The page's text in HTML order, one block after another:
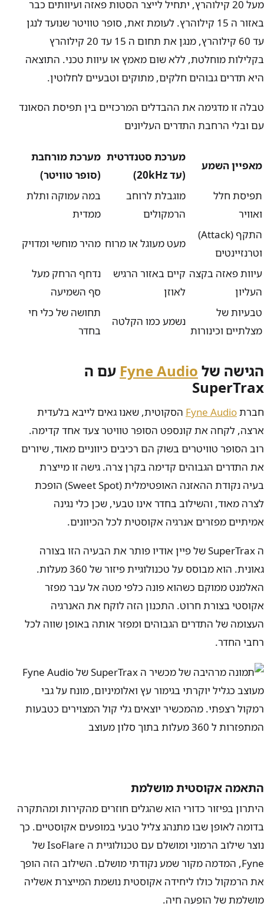
מעל 20 קילוהרץ, יתחיל לייצר הסטות פאזה ועיוותים כבר
באזור ה 15 קילוהרץ. לעומת זאת, סופר טוויטר שנועד לנגן
עד 60 קילוהרץ, מנגן את תחום ה 15 עד 20 קילוהרץ
בקלילות מוחלטת, ללא שום מאמץ או עיוות טכני. התוצאה
היא תדרים גבוהים חלקים, מתוקים וטבעיים לחלוטין.
טבלה זו מדגימה את ההבדלים המרכזיים בין תפיסת הסאונד
עם ובלי הרחבת התדרים העליונים
מאפיין השמע
מערכת סטנדרטית
(עד 20kHz)
מערכת מורחבת
(סופר טוויטר)
תפיסת חלל
ואוויר
מוגבלת לרוחב
הרמקולים
במה עמוקה ותלת
ממדית
התקף (Attack)
וטרנזיינטים
מעט מעוגל או מרוח מהיר מוחשי ומדויק
עיוות פאזה בקצה
העליון
קיים באזור הרגיש
לאוזן
נדחף הרחק מעל
סף השמיעה
טבעיות של
מצלתיים וכינורות
נשמע כמו הקלטה
תחושה של כלי חי
בחדר
הגישה של Fyne Audio עם ה
SuperTrax
חברתFyne Audio הסקוטית, שאנו גאים לייבא בלעדית
ארצה, לקחה את קונספט הסופר טוויטר צעד אחד קדימה.
רוב הסופר טוויטרים בשוק הם רכיבים כיווניים מאוד, שיורים
את התדרים הגבוהים קדימה בקרן צרה. גישה זו מייצרת
בעיה נקודת ההאזנה האופטימלית (Sweet Spot) הופכת
לצרה מאוד, והשילוב בחדר אינו טבעי, שכן כלי נגינה
אמיתיים מפזרים אנרגיה אקוסטית לכל הכיוונים.
ה SuperTrax של פיין אודיו פותר את הבעיה הזו בצורה
גאונית. הוא מבוסס על טכנולוגיית פיזור של 360 מעלות.
האלמנט ממוקם כשהוא פונה כלפי מטה אל עבר מפזר
אקוסטי בצורת חרוט. התכנון הזה לוקח את האנרגיה
העצומה של התדרים הגבוהים ומפזר אותה באופן שווה לכל
רחבי החדר.
התאמה אקוסטית מושלמת
היתרון בפיזור כדורי הוא שהגלים חוזרים מהקירות ומהתקרה
בדומה לאופן שבו מתנהג צליל טבעי במופעים אקוסטיים. כך
נוצר שילוב הרמוני ומושלם עם טכנולוגיית ה IsoFlare של
Fyne, המדמה מקור שמע נקודתי מושלם. השילוב הזה הופך
את הרמקול כולו ליחידה אקוסטית נושמת המייצרת אשליה
מושלמת של הופעה חיה.